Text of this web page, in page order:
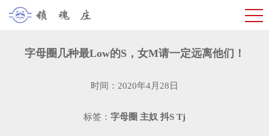
字母圈几种最Low的S，女M请一定远离他们！
时间：2020年4月28日
标签： 字母圈 主奴 抖S Tj